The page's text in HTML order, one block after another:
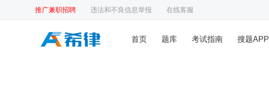
推广兼职招聘 违法和不良信息举报 在线客服
首页 题库 考试指南 搜题APP